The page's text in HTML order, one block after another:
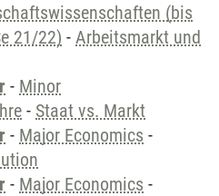
(bis
21/22) - Arbeitsmarkt und
- Minor
- Staat vs. Markt
- Major Economics -
- Major Economics -